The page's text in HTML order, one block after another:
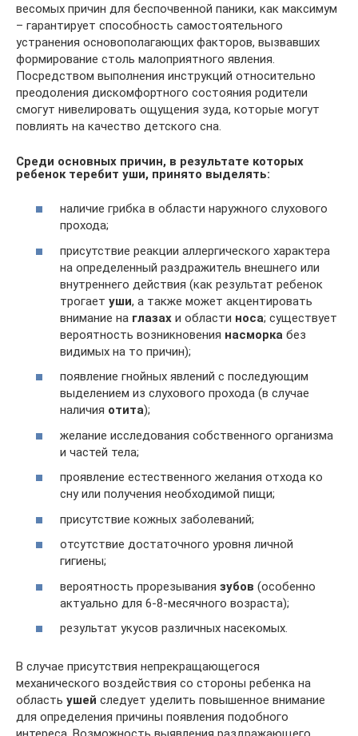
весомых причин для беспочвенной паники, как максимум
– гарантирует способность самостоятельного
устранения основополагающих факторов, вызвавших
формирование столь малоприятного явления.
Посредством выполнения инструкций относительно
преодоления дискомфортного состояния родители
смогут нивелировать ощущения зуда, которые могут
повлиять на качество детского сна.
Среди основных причин, в результате которых
ребенок теребит уши, принято выделять:
наличие грибка в области наружного слухового
прохода;
присутствие реакции аллергического характера
на определенный раздражитель внешнего или
внутреннего действия (как результат ребенок
трогает уши, а также может акцентировать
внимание на глазах и области носа; существует
вероятность возникновения насморка без
видимых на то причин);
появление гнойных явлений с последующим
выделением из слухового прохода (в случае
наличия отита);
желание исследования собственного организма
и частей тела;
проявление естественного желания отхода ко
сну или получения необходимой пищи;
присутствие кожных заболеваний;
отсутствие достаточного уровня личной
гигиены;
вероятность прорезывания зубов (особенно
актуально для 6-8-месячного возраста);
результат укусов различных насекомых.
В случае присутствия непрекращающегося
механического воздействия со стороны ребенка на
область ушей следует уделить повышенное внимание
для определения причины появления подобного